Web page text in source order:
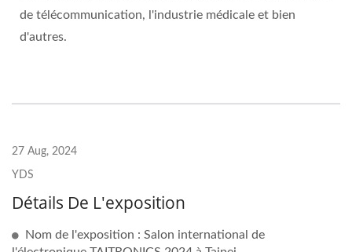
de télécommunication, l'industrie médicale et bien
d'autres.
27 Aug, 2024
YDS
Détails De L'exposition
Nom de l'exposition : Salon international de